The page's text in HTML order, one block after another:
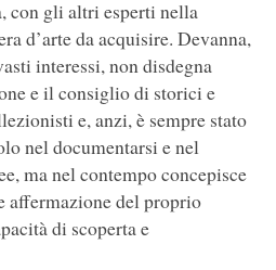
con gli altri esperti nella
d’arte da acquisire. Devanna,
interessi, non disdegna
e il consiglio di storici e
e, anzi, è sempre stato
nel documentarsi e nel
ma nel contempo concepisce
affermazione del proprio
di scoperta e